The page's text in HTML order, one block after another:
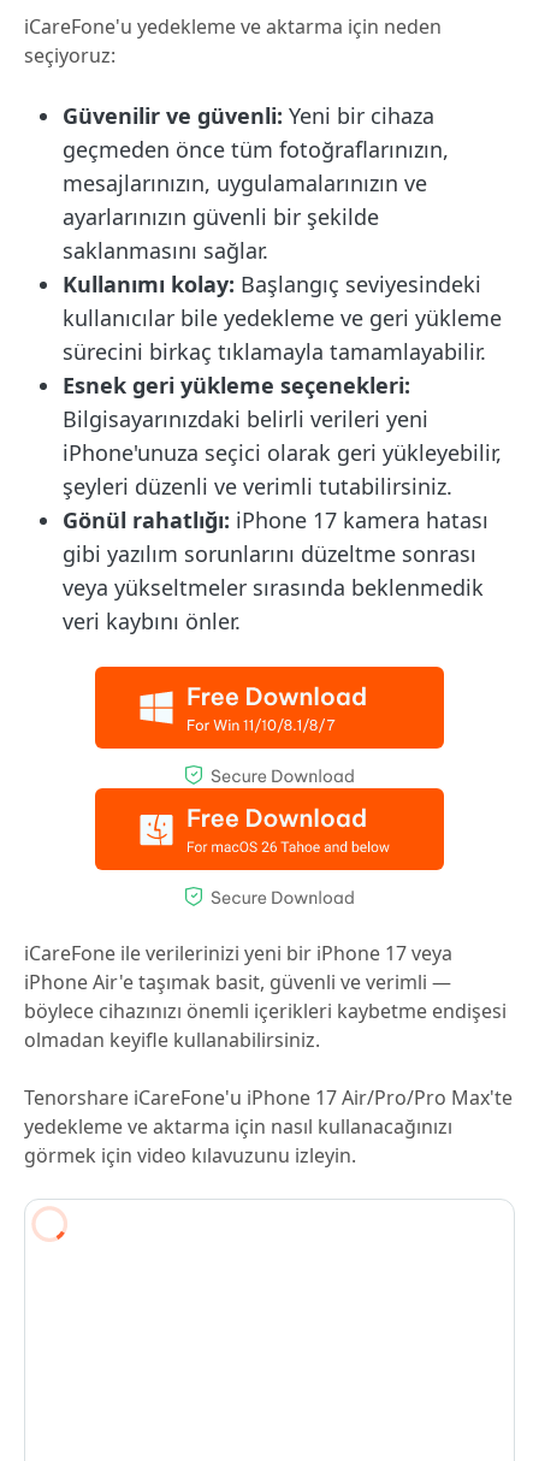
iCareFone'u yedekleme ve aktarma için neden
seçiyoruz:
Güvenilir ve güvenli: Yeni bir cihaza
geçmeden önce tüm fotoğraflarınızın,
mesajlarınızın, uygulamalarınızın ve
ayarlarınızın güvenli bir şekilde
saklanmasını sağlar.
Kullanımı kolay: Başlangıç seviyesindeki
kullanıcılar bile yedekleme ve geri yükleme
sürecini birkaç tıklamayla tamamlayabilir.
Esnek geri yükleme seçenekleri:
Bilgisayarınızdaki belirli verileri yeni
iPhone'unuza seçici olarak geri yükleyebilir,
şeyleri düzenli ve verimli tutabilirsiniz.
Gönül rahatlığı: iPhone 17 kamera hatası
gibi yazılım sorunlarını düzeltme sonrası
veya yükseltmeler sırasında beklenmedik
veri kaybını önler.
iCareFone ile verilerinizi yeni bir iPhone 17 veya
iPhone Air'e taşımak basit, güvenli ve verimli —
böylece cihazınızı önemli içerikleri kaybetme endişesi
olmadan keyifle kullanabilirsiniz.
Tenorshare iCareFone'u iPhone 17 Air/Pro/Pro Max'te
yedekleme ve aktarma için nasıl kullanacağınızı
görmek için video kılavuzunu izleyin.